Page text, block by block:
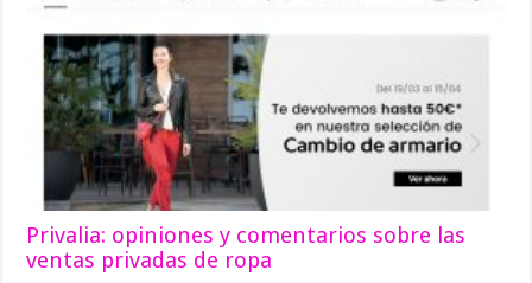
Privalia: opiniones y comentarios sobre las
ventas privadas de ropa